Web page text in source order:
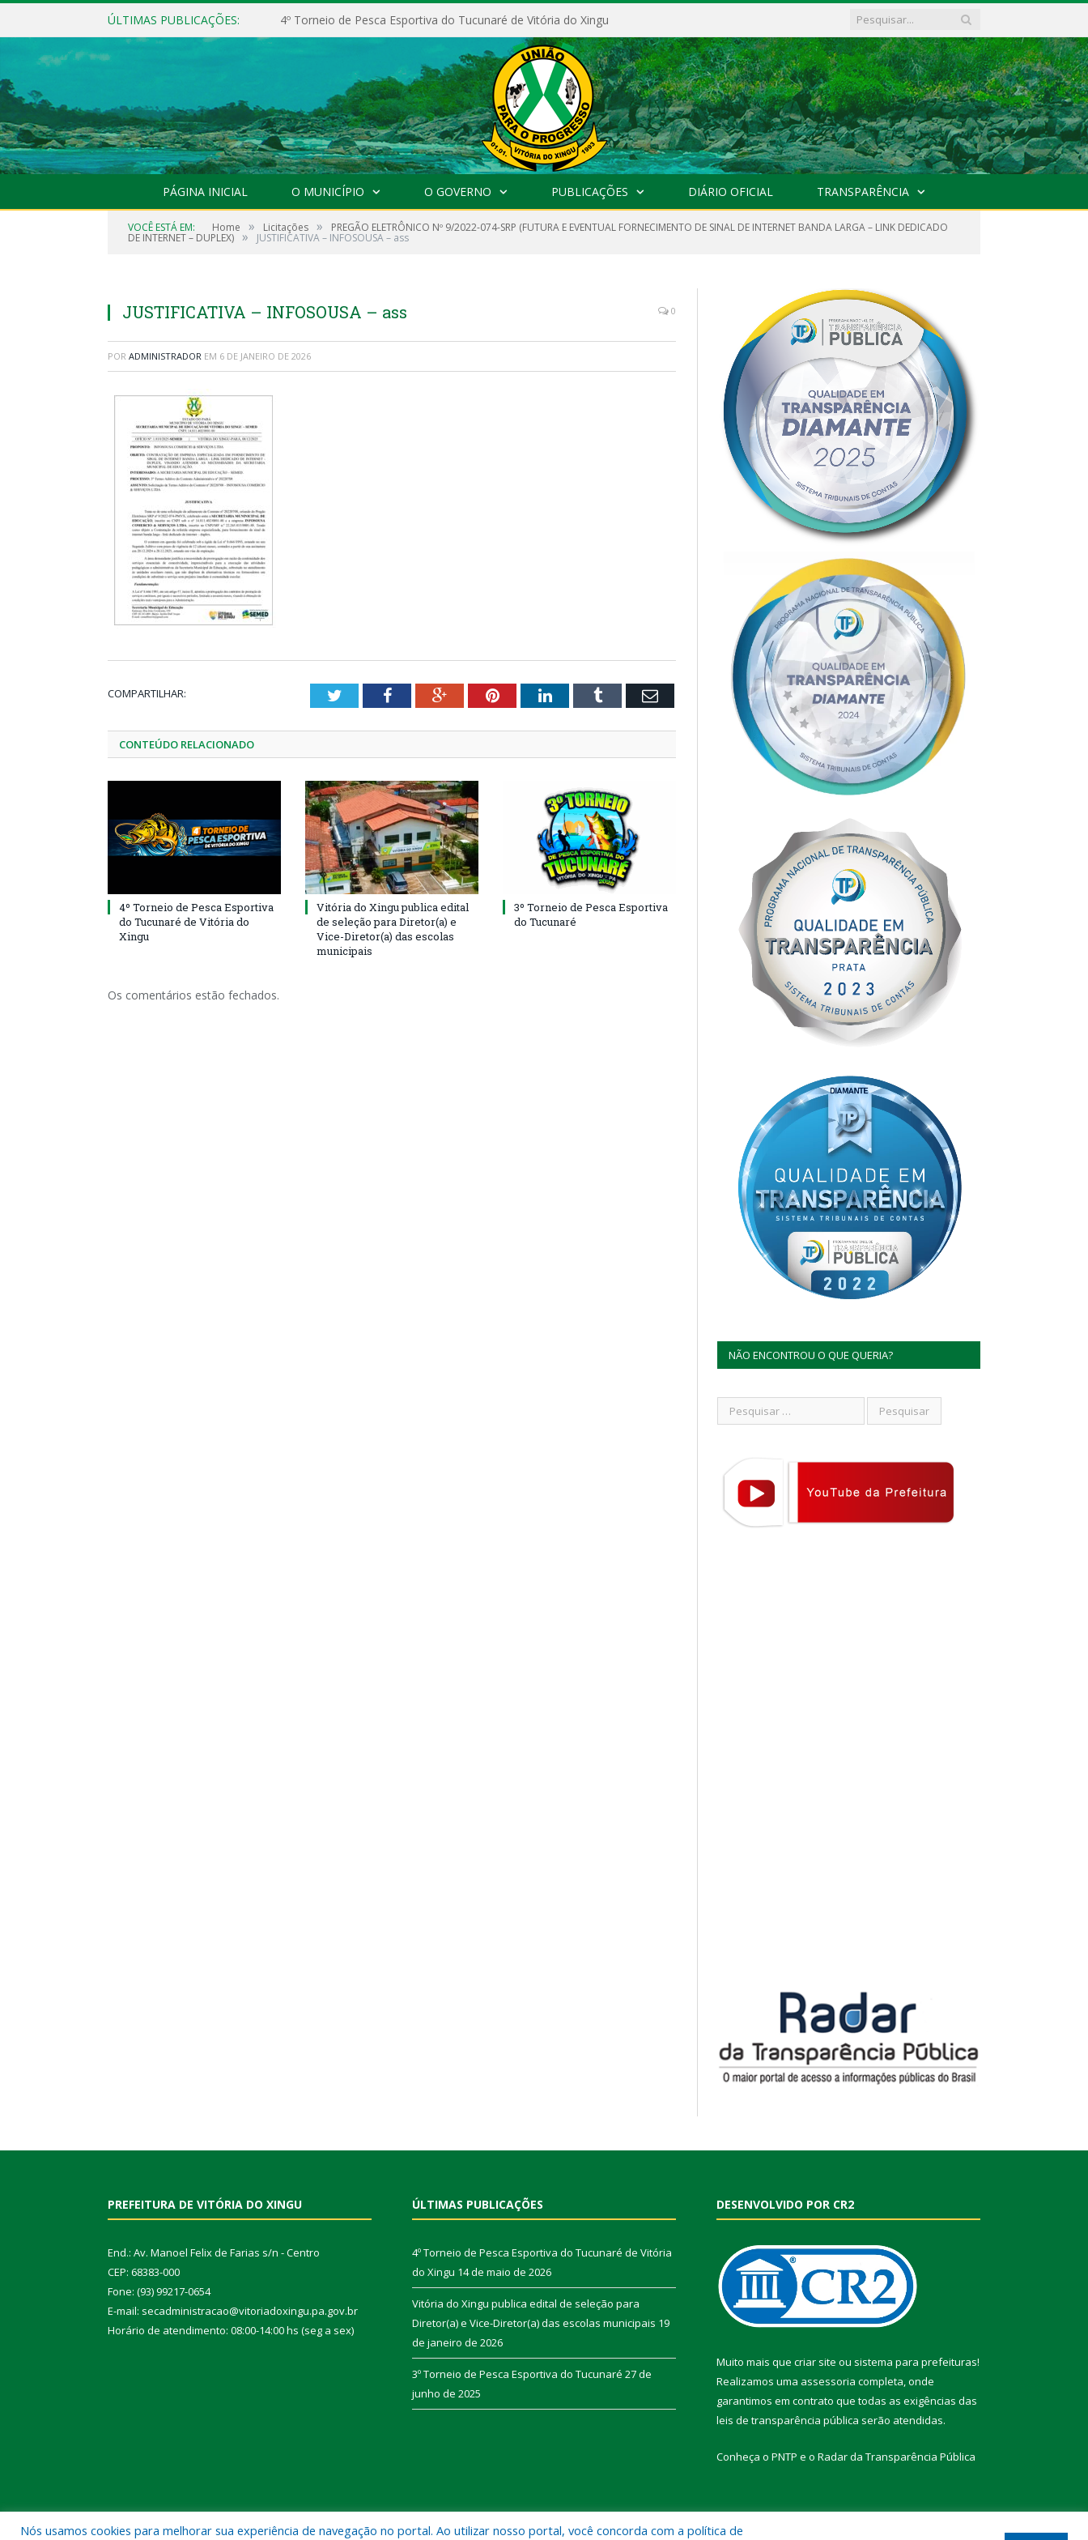
ÚLTIMAS PUBLICAÇÕES: 4º Torneio de Pesca Esportiva do Tucunaré de Vitória do Xingu
PÁGINA INICIAL O MUNICÍPIO O GOVERNO PUBLICAÇÕES DIÁRIO OFICIAL TRANSPARÊNCIA
VOCÊ ESTÁ EM: Home » Licitações » PREGÃO ELETRÔNICO Nº 9/2022-074-SRP (FUTURA E EVENTUAL FORNECIMENTO DE SINAL DE INTERNET BANDA LARGA – LINK DEDICADO
DE INTERNET – DUPLEX) » JUSTIFICATIVA – INFOSOUSA – ass
JUSTIFICATIVA – INFOSOUSA – ass 0
POR ADMINISTRADOR EM 6 DE JANEIRO DE 2026
COMPARTILHAR: TwitterFacebookGoogle+PinterestLinkedInTumblr Email
CONTEÚDO RELACIONADO
4º Torneio de Pesca Esportiva
do Tucunaré de Vitória do
Xingu
Vitória do Xingu publica edital
de seleção para Diretor(a) e
Vice-Diretor(a) das escolas
municipais
3º Torneio de Pesca Esportiva
do Tucunaré
Os comentários estão fechados.
NÃO ENCONTROU O QUE QUERIA?
PREFEITURA DE VITÓRIA DO XINGU
End.: Av. Manoel Felix de Farias s/n - Centro
CEP: 68383-000
Fone: (93) 99217-0654
E-mail: secadministracao@vitoriadoxingu.pa.gov.br
Horário de atendimento: 08:00-14:00 hs (seg a sex)
ÚLTIMAS PUBLICAÇÕES
4º Torneio de Pesca Esportiva do Tucunaré de Vitória
do Xingu 14 de maio de 2026
Vitória do Xingu publica edital de seleção para
Diretor(a) e Vice-Diretor(a) das escolas municipais 19
de janeiro de 2026
3º Torneio de Pesca Esportiva do Tucunaré 27 de
junho de 2025
DESENVOLVIDO POR CR2
Muito mais que criar site ou sistema para prefeituras!
Realizamos uma assessoria completa, onde
garantimos em contrato que todas as exigências das
leis de transparência pública serão atendidas.
Conheça o PNTP e o Radar da Transparência Pública
Nós usamos cookies para melhorar sua experiência de navegação no portal. Ao utilizar nosso portal, você concorda com a política de